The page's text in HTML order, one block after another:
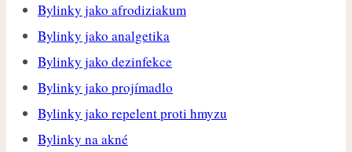
Bylinky jako afrodiziakum
Bylinky jako analgetika
Bylinky jako dezinfekce
Bylinky jako projímadlo
Bylinky jako repelent proti hmyzu
Bylinky na akné